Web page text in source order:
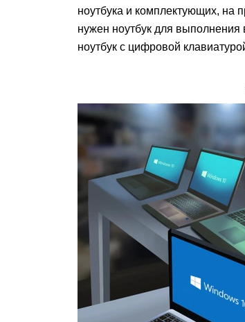
ноутбука и комплектующих, на
нужен ноутбук для
ноутбук с цифровой